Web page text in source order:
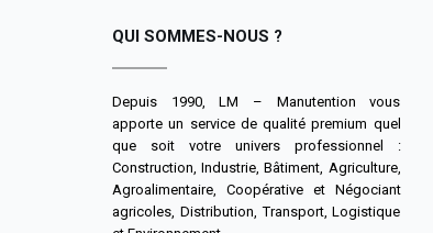
QUI SOMMES-NOUS ?
Depuis 1990, LM – Manutention vous
apporte un service de qualité premium quel
que soit votre univers professionnel :
Construction, Industrie, Bâtiment, Agriculture,
Agroalimentaire, Coopérative et Négociant
agricoles, Distribution, Transport, Logistique